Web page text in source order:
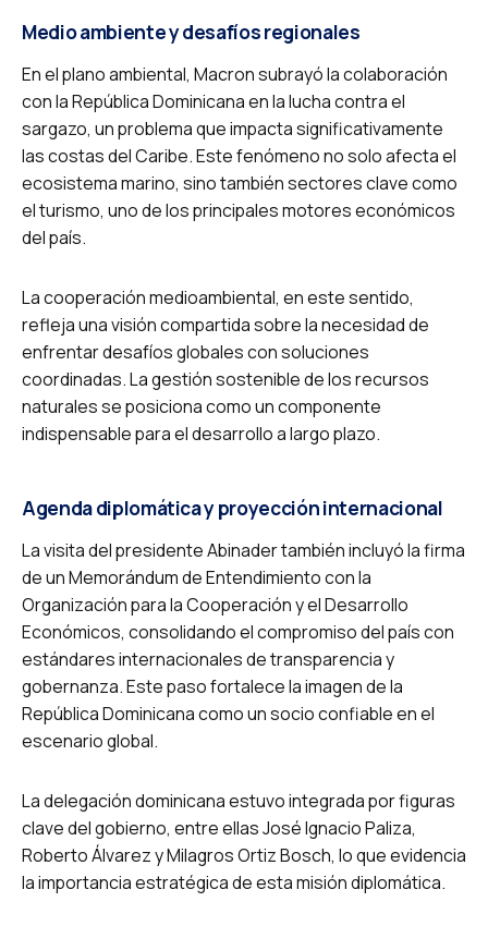
Medio ambiente y desafíos regionales
En el plano ambiental, Macron subrayó la colaboración
con la República Dominicana en la lucha contra el
sargazo, un problema que impacta significativamente
las costas del Caribe. Este fenómeno no solo afecta el
ecosistema marino, sino también sectores clave como
el turismo, uno de los principales motores económicos
del país.
La cooperación medioambiental, en este sentido,
refleja una visión compartida sobre la necesidad de
enfrentar desafíos globales con soluciones
coordinadas. La gestión sostenible de los recursos
naturales se posiciona como un componente
indispensable para el desarrollo a largo plazo.
Agenda diplomática y proyección internacional
La visita del presidente Abinader también incluyó la firma
de un Memorándum de Entendimiento con la
Organización para la Cooperación y el Desarrollo
Económicos, consolidando el compromiso del país con
estándares internacionales de transparencia y
gobernanza. Este paso fortalece la imagen de la
República Dominicana como un socio confiable en el
escenario global.
La delegación dominicana estuvo integrada por figuras
clave del gobierno, entre ellas José Ignacio Paliza,
Roberto Álvarez y Milagros Ortiz Bosch, lo que evidencia
la importancia estratégica de esta misión diplomática.